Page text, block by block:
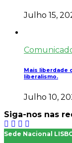
Julho 15,
Mais liberdade
liberalismo.
Julho 10,
Siga-nos nas
Sede Nacional